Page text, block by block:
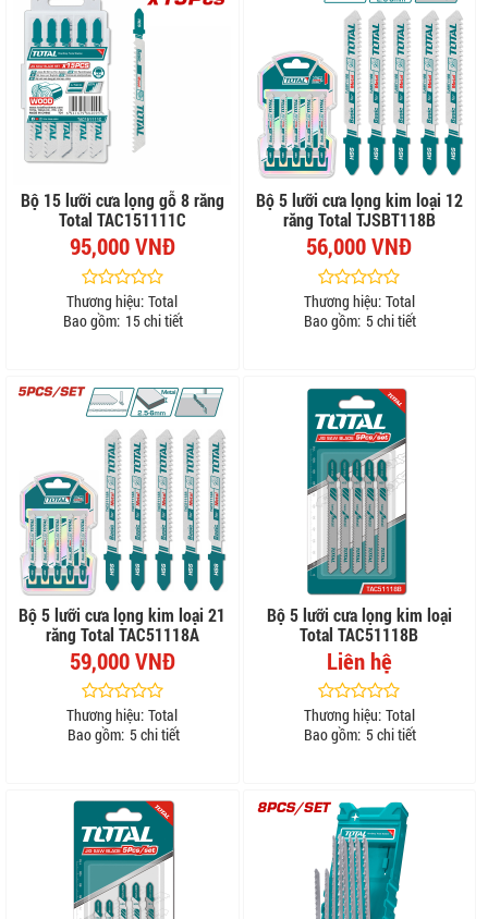
Bộ 15 lưỡi cưa lọng gỗ 8 răng
Total TAC151111C
95,000 VNĐ
Thương hiệu: Total
Bao gồm: 15 chi tiết
Bộ 5 lưỡi cưa lọng kim loại 12
răng Total TJSBT118B
56,000 VNĐ
Thương hiệu: Total
Bao gồm: 5 chi tiết
Bộ 5 lưỡi cưa lọng kim loại 21
răng Total TAC51118A
59,000 VNĐ
Thương hiệu: Total
Bao gồm: 5 chi tiết
Bộ 5 lưỡi cưa lọng kim loại
Total TAC51118B
Liên hệ
Thương hiệu: Total
Bao gồm: 5 chi tiết